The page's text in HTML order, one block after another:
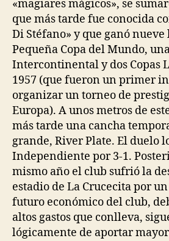
«magiares mágicos», se
que más tarde fue conocida
Di Stéfano» y que ganó nueve
Pequeña Copa del Mundo,
Intercontinental y dos Copas
1957 (que fueron un primer
organizar un torneo de
Europa). A unos metros de
más tarde una cancha
grande, River Plate. El duelo
Independiente por 3-1.
mismo año el club sufrió la
estadio de La Crucecita por
futuro económico del club,
altos gastos que conlleva,
lógicamente de aportar